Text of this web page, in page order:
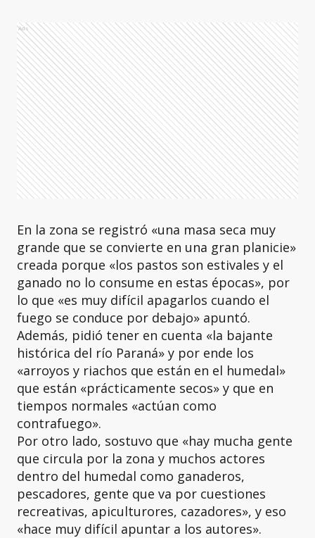
Ads
En la zona se registró «una masa seca muy
grande que se convierte en una gran planicie»
creada porque «los pastos son estivales y el
ganado no lo consume en estas épocas», por
lo que «es muy difícil apagarlos cuando el
fuego se conduce por debajo» apuntó.
Además, pidió tener en cuenta «la bajante
histórica del río Paraná» y por ende los
«arroyos y riachos que están en el humedal»
que están «prácticamente secos» y que en
tiempos normales «actúan como
contrafuego».
Por otro lado, sostuvo que «hay mucha gente
que circula por la zona y muchos actores
dentro del humedal como ganaderos,
pescadores, gente que va por cuestiones
recreativas, apiculturores, cazadores», y eso
«hace muy difícil apuntar a los autores».